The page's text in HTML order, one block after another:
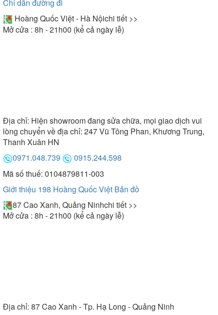
Chỉ dẫn đường đi
Hoàng Quốc Việt - Hà Nộichi tiết >>
Mở cửa : 8h - 21h00 (kể cả ngày lễ)
Địa chỉ: Hiện showroom đang sửa chữa, mọi giao dịch vui
lòng chuyển về địa chỉ: 247 Vũ Tông Phan, Khương Trung,
Thanh Xuân HN
0971.048.739
0915.244.598
Mã số thuế: 0104879811-003
Giới thiệu 198 Hoàng Quốc Việt Bản đồ
87 Cao Xanh, Quảng Ninhchi tiết >>
Mở cửa : 8h - 21h00 (kể cả ngày lễ)
Địa chỉ: 87 Cao Xanh - Tp. Hạ Long - Quảng Ninh